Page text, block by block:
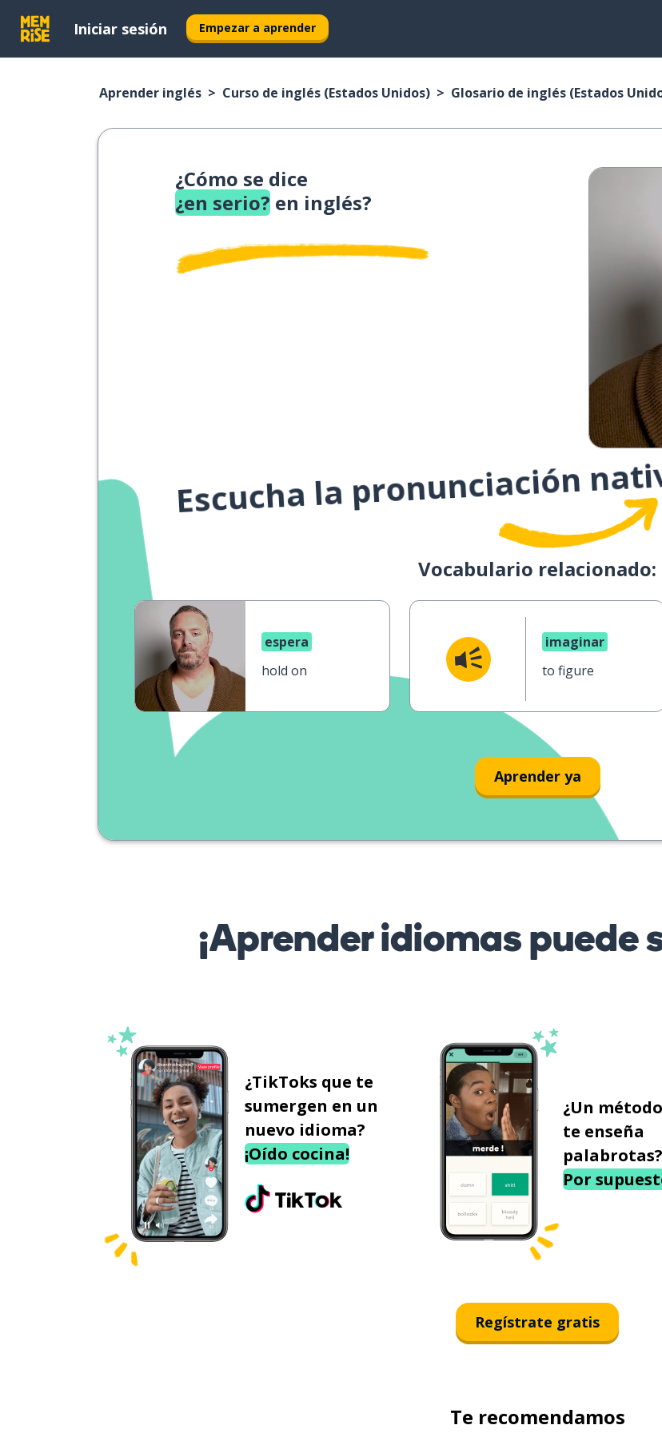
Iniciar sesión Empezar a aprender
Aprender inglés Curso de inglés (Estados Unidos) Glosario de inglés (Estados
¿Cómo se dice
¿en serio? en inglés?
Escucha la pronunciación
Vocabulario relacionado:
espera
hold on
imaginar
to figure
Aprender ya
¡Aprender idiomas puede
¿TikToks que te
sumergen en un
nuevo idioma?
¡Oído cocina!
¿Un
te enseña
palabrotas?
Por
Regístrate gratis
Te recomendamos